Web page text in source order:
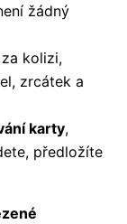
žádný
za kolizi,
zrcátek a
karty,
předložíte